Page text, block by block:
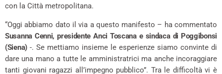
con la Città metropolitana.
“Oggi abbiamo dato il via a questo manifesto – ha commentato
Susanna Cenni, presidente Anci Toscana e sindaca di Poggibonsi
(Siena)-. Se mettiamo insieme le esperienze siamo convinte di
dare una mano a tutte le amministratrici ma anche incoraggiare
tanti giovani ragazzi all’impegno pubblico”. Tra le difficoltà vi è